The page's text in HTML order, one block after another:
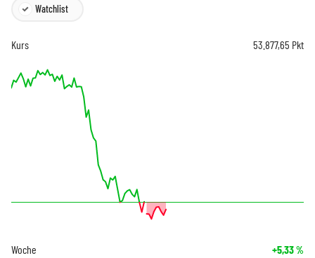
Watchlist
Kurs 53.877,65 Pkt
Woche +5,33%